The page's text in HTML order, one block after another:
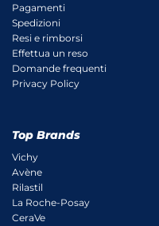
Pagamenti
Spedizioni
Resi e rimborsi
Effettua un reso
Domande frequenti
Privacy Policy
Top Brands
Vichy
Avène
Rilastil
La Roche-Posay
CeraVe